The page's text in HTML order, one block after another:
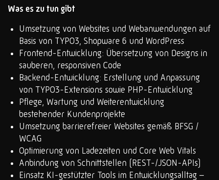
Was es zu tun gibt
Umsetzung von Websites und Webanwendungen auf
Basis von TYPO3, Shopware 6 und WordPress
Frontend-Entwicklung: Übersetzung von Designs in
sauberen, responsiven Code
Backend-Entwicklung: Erstellung und Anpassung
von TYPO3-Extensions sowie PHP-Entwicklung
Pflege, Wartung und Weiterentwicklung
bestehender Kundenprojekte
Umsetzung barrierefreier Websites gemäß BFSG /
WCAG
Optimierung von Ladezeiten und Core Web Vitals
Anbindung von Schnittstellen (REST-/JSON-APIs)
Einsatz KI-gestützter Tools im Entwicklungsalltag –